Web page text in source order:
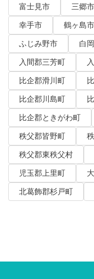
富士見市
三郷市
幸手市
鶴ヶ島市
ふじみ野市
白
入間郡三芳町
比企郡滑川町
比企郡川島町
比企郡ときがわ町
秩父郡皆野町
秩父郡東秩父村
児玉郡上里町
北葛飾郡杉戸町